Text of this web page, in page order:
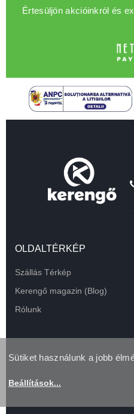
Értesüljön akcióinkról és
OLDALTÉRKÉP
Szállás Térkép
Kerengő magazin (Blog)
Rólunk
Sütiket használunk a jobb
Beállítások...